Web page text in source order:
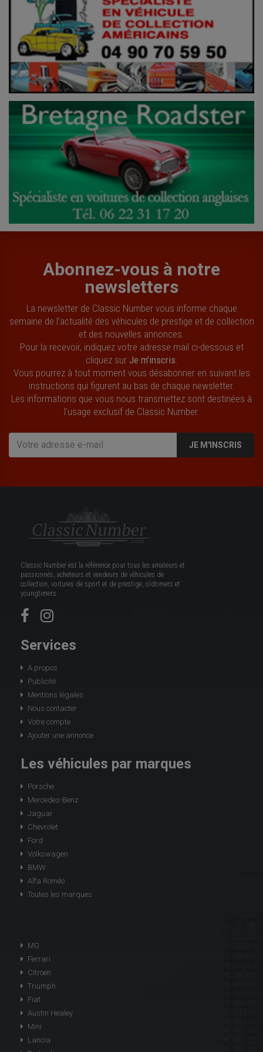
Abonnez-vous à notre
newsletters
La newsletter de Classic Number vous informe chaque
semaine de l’actualité des véhicules de prestige et de collection
et des nouvelles annonces.
Pour la recevoir, indiquez votre adresse mail ci-dessous et
cliquez sur Je m'inscris.
Vous pourrez à tout moment vous désabonner en suivant les
instructions qui figurent au bas de chaque newsletter.
Les informations que vous nous transmettez sont destinées à
l’usage exclusif de Classic Number.
JE M'INSCRIS
Classic Number est la référence pour tous les amateurs et
passionnés, acheteurs et vendeurs de véhicules de
collection, voitures de sport et de prestige, oldtimers et
youngtimers.
Services
A propos
Publicité
Mentions légales
Nous contacter
Votre compte
Ajouter une annonce
Les véhicules par marques
Porsche
Mercedes-Benz
Jaguar
Chevrolet
Ford
Volkswagen
BMW
Alfa Roméo
Toutes les marques
MG
Ferrari
Citroen
Triumph
Fiat
Austin Healey
Mini
Lancia